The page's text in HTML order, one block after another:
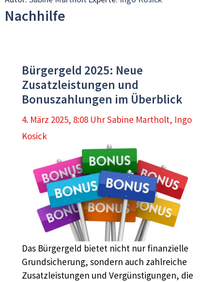
Nachhilfe
Bürgergeld 2025: Neue
Zusatzleistungen und
Bonuszahlungen im Überblick
4. März 2025, 8:08 UhrSabine Martholt, Ingo
Kosick
Das Bürgergeld bietet nicht nur finanzielle
Grundsicherung, sondern auch zahlreiche
Zusatzleistungen und Vergünstigungen, die